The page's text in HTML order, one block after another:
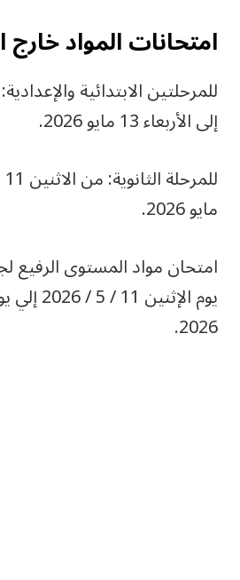
امتحانات المواد
إلى الأربعاء 13 مايو 2026.
مايو 2026.
امتحان مواد المستوى الرفيع
2026.